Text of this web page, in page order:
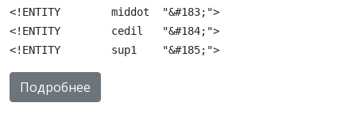
<!ENTITY	middot	"&#183;">
<!ENTITY	cedil	"&#184;">
<!ENTITY	sup1	"&#185;">
Подробнее